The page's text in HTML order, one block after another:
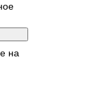
на